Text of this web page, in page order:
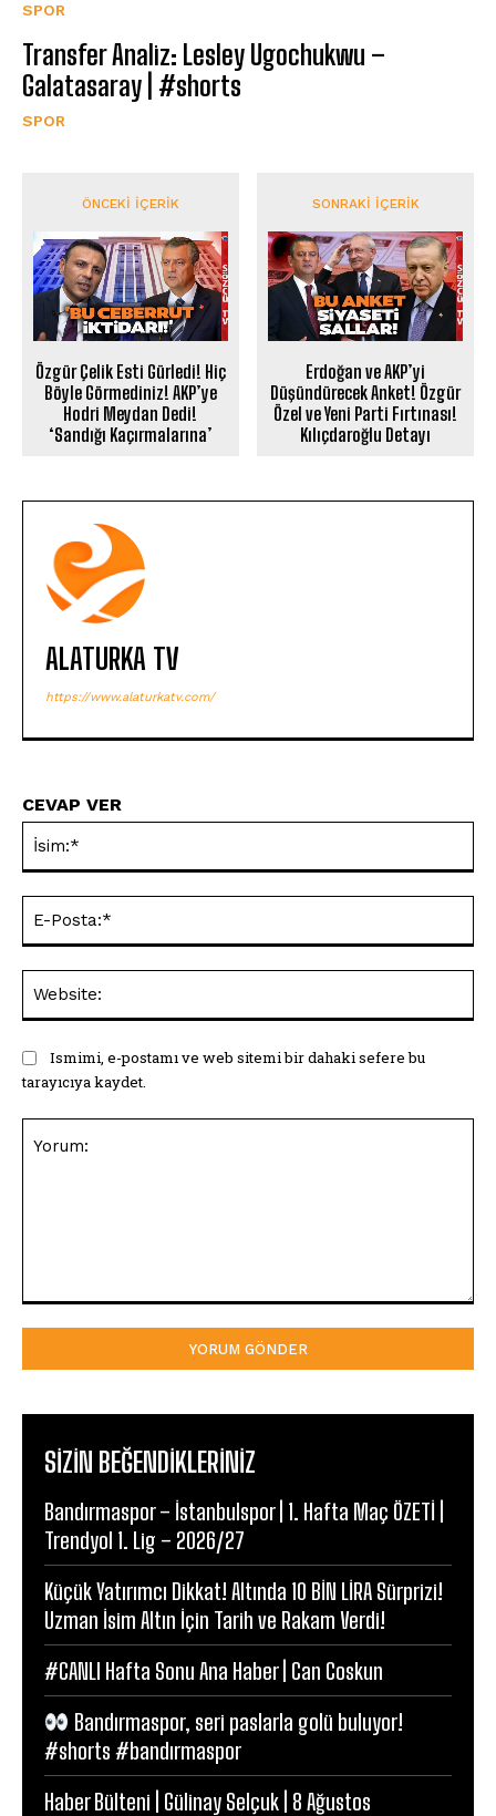
SPOR
Transfer Analiz: Lesley Ugochukwu –
Galatasaray | #shorts
SPOR
ÖNCEKI İÇERIK
Özgür Çelik Esti Gürledi! Hiç
Böyle Görmediniz! AKP’ye
Hodri Meydan Dedi!
‘Sandığı Kaçırmalarına’
SONRAKI İÇERIK
Erdoğan ve AKP’yi
Düşündürecek Anket! Özgür
Özel ve Yeni Parti Fırtınası!
Kılıçdaroğlu Detayı
ALATURKA TV
https://www.alaturkatv.com/
CEVAP VER
Ismimi, e-postamı ve web sitemi bir dahaki sefere bu
tarayıcıya kaydet.
SIZIN BEĞENDIKLERINIZ
Bandırmaspor – İstanbulspor | 1. Hafta Maç ÖZETİ |
Trendyol 1. Lig – 2026/27
Küçük Yatırımcı Dikkat! Altında 10 BİN LİRA Sürprizi!
Uzman İsim Altın İçin Tarih ve Rakam Verdi!
#CANLI Hafta Sonu Ana Haber | Can Coskun
Bandırmaspor, seri paslarla golü buluyor!
#shorts #bandırmaspor
Haber Bülteni | Gülinay Selçuk | 8 Ağustos